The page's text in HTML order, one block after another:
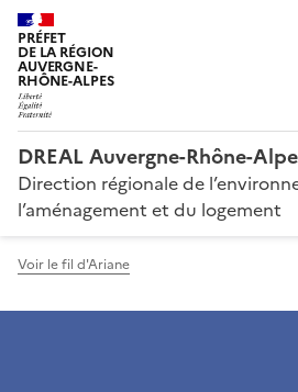
PRÉFET
DE LA RÉGION
AUVERGNE-
RHÔNE-ALPES
DREAL Auvergne-Rhône-
Direction régionale de
l’aménagement et du logement
Voir le fil d'Ariane